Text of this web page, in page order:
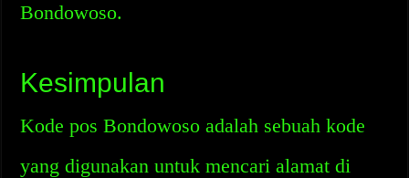
Bondowoso.
Kesimpulan
Kode pos Bondowoso adalah sebuah kode
yang digunakan untuk mencari alamat di